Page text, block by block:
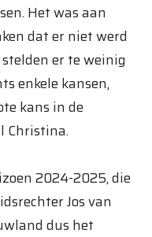
Het was aan
dat er niet werd
er te weinig
enkele kansen,
kans in de
Christina.
2024-2025, die
Jos van
dus het